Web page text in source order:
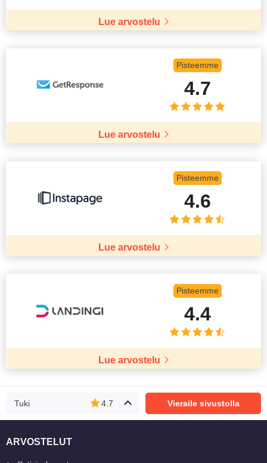
Lue arvostelu
Pisteemme
4.7
Lue arvostelu
Pisteemme
4.6
Lue arvostelu
Pisteemme
4.4
Lue arvostelu
Tuki 4.7 Vieraile sivustolla
ARVOSTELUT